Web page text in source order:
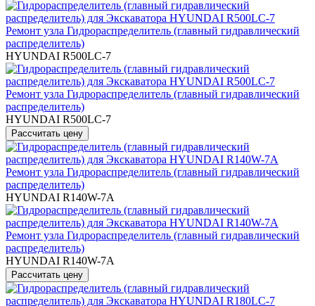
Ремонт узла Гидрораспределитель (главный гидравлический
распределитель)
HYUNDAI R500LC-7
Ремонт узла Гидрораспределитель (главный гидравлический
распределитель)
HYUNDAI R500LC-7
Ремонт узла Гидрораспределитель (главный гидравлический
распределитель)
HYUNDAI R140W-7A
Ремонт узла Гидрораспределитель (главный гидравлический
распределитель)
HYUNDAI R140W-7A